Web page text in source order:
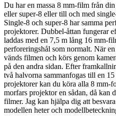
Du har en massa 8 mm-film från
eller super-8 eller till och med
Single-8 och super-8 har samma
projektorer. Dubbel-åttan fungerar
laddas med en 7,5 m lång 16 mm-
perforeringshål som normalt. När
vänds filmen och körs genom
på den andra sidan. Efter
två halvorna sammanfogas till en
projektorer kan du köra alla 8 mm-
morfars projektor en sådan, då kan
filmer. Jag kan hjälpa dig att
modellen heter och